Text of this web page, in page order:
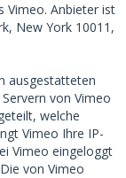
Vimeo. Anbieter ist
New York 10011,
ausgestatteten
von Vimeo
welche
Vimeo Ihre IP-
Vimeo eingeloggt
von Vimeo